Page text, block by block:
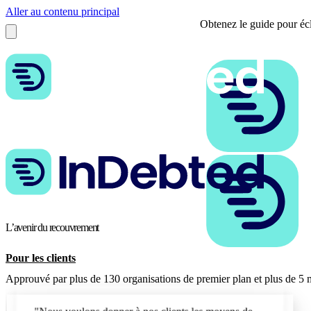
Aller au contenu principal
Obtenez le guide pour
Pour les clients
L’avenir du recouvrement
Approuvé par plus de 130 organisations de premier plan et plus de 5